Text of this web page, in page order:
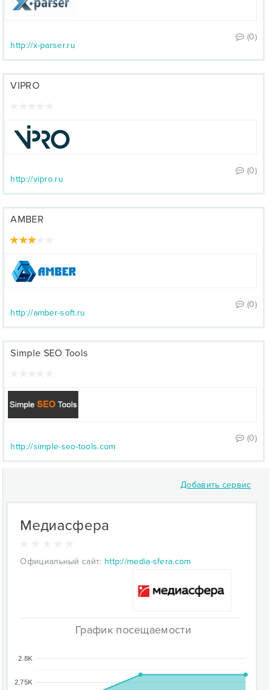
(0)
http://x-parser.ru
VIPRO
(0)
http://vipro.ru
AMBER
(0)
http://amber-soft.ru
Simple SEO Tools
(0)
http://simple-seo-tools.com
Добавить сервис
Медиасфера
Официальный сайт: http://media-sfera.com
График посещаемости
2.75K
2.8K